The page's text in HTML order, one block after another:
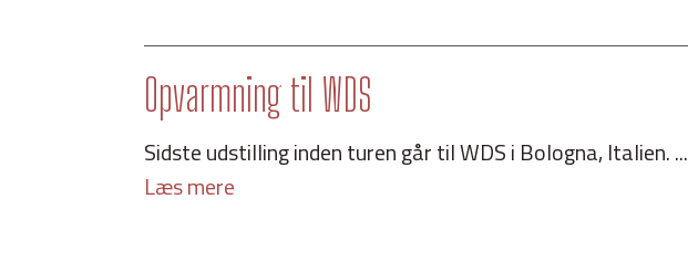
Opvarmning til WDS
Sidste udstilling inden turen går til WDS i Bologna, Italien. ...
Læs mere